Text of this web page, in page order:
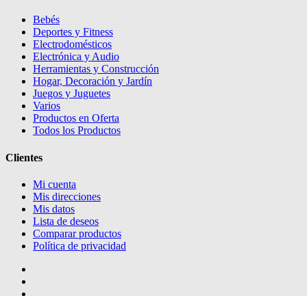
Bebés
Deportes y Fitness
Electrodomésticos
Electrónica y Audio
Herramientas y Construcción
Hogar, Decoración y Jardín
Juegos y Juguetes
Varios
Productos en Oferta
Todos los Productos
Clientes
Mi cuenta
Mis direcciones
Mis datos
Lista de deseos
Comparar productos
Política de privacidad